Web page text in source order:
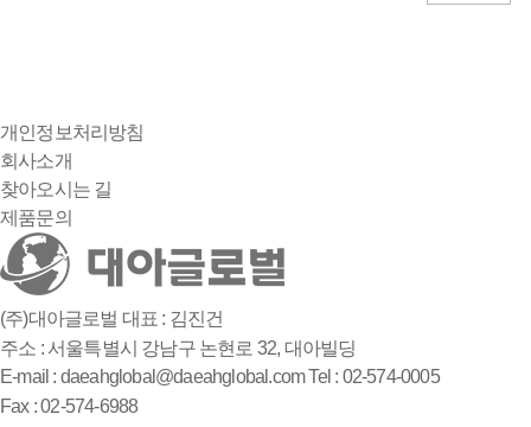
개인정보처리방침
회사소개
찾아오시는 길
제품문의
(주)대아글로벌 대표 : 김진건
주소 : 서울특별시 강남구 논현로 32, 대아빌딩
E-mail : daeahglobal@daeahglobal.comTel : 02-574-0005
Fax : 02-574-6988